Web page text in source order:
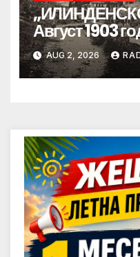
Август 1903
AUG 2, 2026